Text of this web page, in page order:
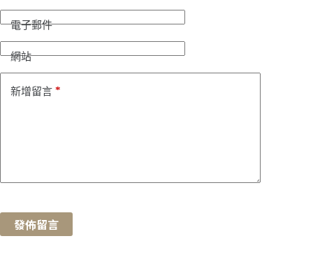
電子郵件
網站
新增留言 *
發佈留言